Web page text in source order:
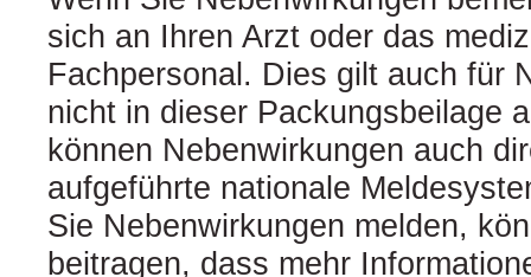
sich an Ihren Arzt oder das
Fachpersonal. Dies gilt auch für
nicht in dieser Packungsbeilage
können Nebenwirkungen auch
aufgeführte nationale
Sie Nebenwirkungen melden,
beitragen, dass mehr